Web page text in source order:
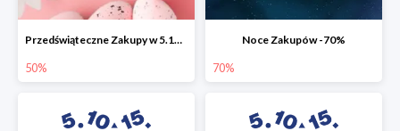
Przedświąteczne Zakupy w 5.10.15 do -50%
50%
Noce Zakupów -70%
70%